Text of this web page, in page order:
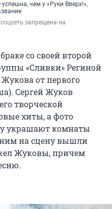
чем у «Руки Вверх!»,
запрещена на
со своей второй
«Сливки» Региной
от первого
Сергей Жуков
творческой
хиты, а фото
украшают комнаты
ним на сцену вышли
Жуковы, причем